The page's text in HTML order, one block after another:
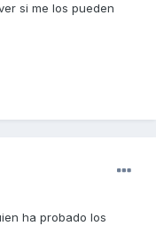
si me los pueden
ha probado los